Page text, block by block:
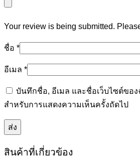
Your review is being submitted.
ชื่อ *
อีเมล *
บันทึกชื่อ, อีเมล และชื่อเว็บไซต์ขอ
สำหรับการแสดงความเห็นครั้งถัดไป
สินค้าที่เกี่ยวข้อง